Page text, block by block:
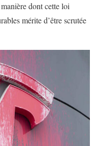
dont cette loi
mérite d’être scrutée